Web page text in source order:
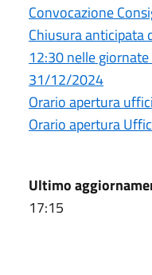
Convocazione
Chiusura anticipata
12:30 nelle
31/12/2024
Orario apertura
Orario apertura
Ultimo
17:15